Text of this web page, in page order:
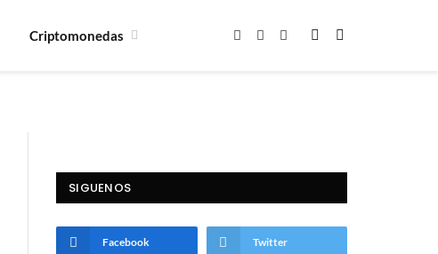
Criptomonedas Facebook
X
Instagram
SIGUENOS
Facebook Twitter